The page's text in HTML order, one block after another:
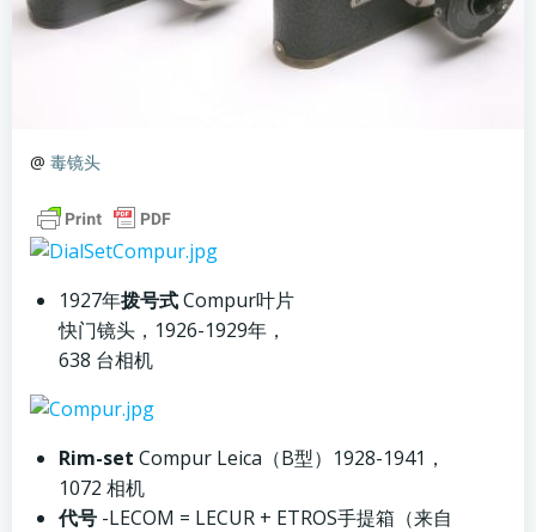
@ 毒镜头
1927年拨号式Compur叶片
快门镜头，1926-1929年，
638 台相机
Rim-set Compur Leica（B型）1928-1941，
1072 相机
代号 -LECOM = LECUR + ETROS手提箱（来自